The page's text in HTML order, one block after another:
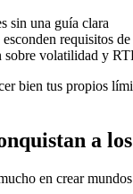
sin una guía clara
requisitos de
sobre volatilidad y
bien tus propios
a
en crear